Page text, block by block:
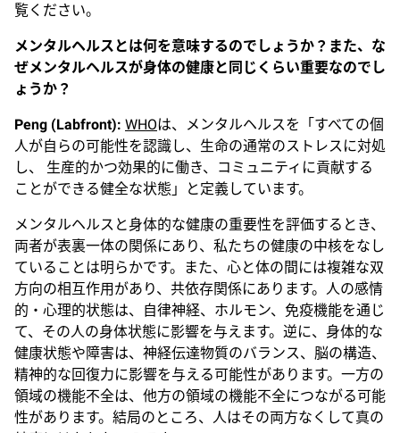
覧ください。
メンタルヘルスとは何を意味するのでしょうか？また、な
ぜメンタルヘルスが身体の健康と同じくらい重要なのでし
ょうか？
Peng (Labfront): WHOは、メンタルヘルスを「すべての個
人が自らの可能性を認識し、生命の通常のストレスに対処
し、 生産的かつ効果的に働き、コミュニティに貢献する
ことができる健全な状態」と定義しています。
メンタルヘルスと身体的な健康の重要性を評価するとき、
両者が表裏一体の関係にあり、私たちの健康の中核をなし
ていることは明らかです。また、心と体の間には複雑な双
方向の相互作用があり、共依存関係にあります。人の感情
的・心理的状態は、自律神経、ホルモン、免疫機能を通じ
て、その人の身体状態に影響を与えます。逆に、身体的な
健康状態や障害は、神経伝達物質のバランス、脳の構造、
精神的な回復力に影響を与える可能性があります。一方の
領域の機能不全は、他方の領域の機能不全につながる可能
性があります。結局のところ、人はその両方なくして真の